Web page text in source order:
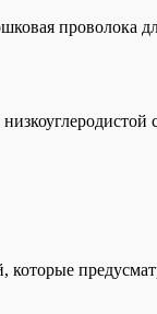
проволока
которые